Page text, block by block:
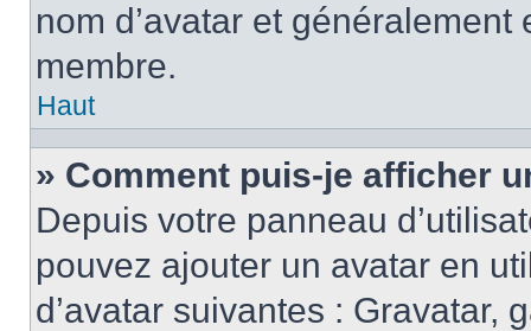
nom d’avatar et
membre.
Haut
» Comment puis-je afficher
Depuis votre panneau
pouvez ajouter un avatar en
d’avatar suivantes : Gravatar,